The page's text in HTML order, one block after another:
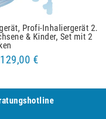
Profi-Inhaliergerät 2.
& Kinder, Set mit 2
129,00 €